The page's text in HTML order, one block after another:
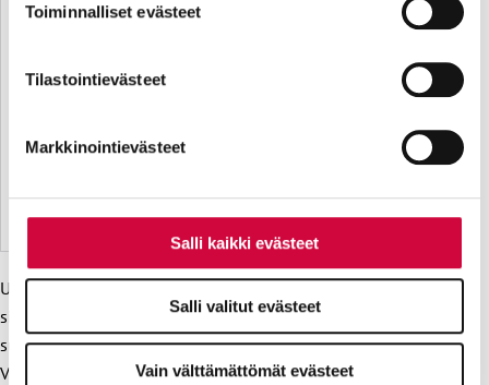
parantavia, ja osaa käytetään tilastointi- tai
Toiminnalliset evästeet
Tilastointievästeet
Markkinointievästeet
Salli kaikki evästeet
Salli valitut evästeet
Vain välttämättömät evästeet
Uusi ilme vyöryi voimalla verkkoon huhtikuussa, kun jhl.fi-
sivusto avattiin täysin uudistettuna. Uusi verkkosivu on
suunniteltu niin, että se toimii jouhevasti älypuhelimella.
Vuoden mittaan JHL laajensi näkyvyyttään myös